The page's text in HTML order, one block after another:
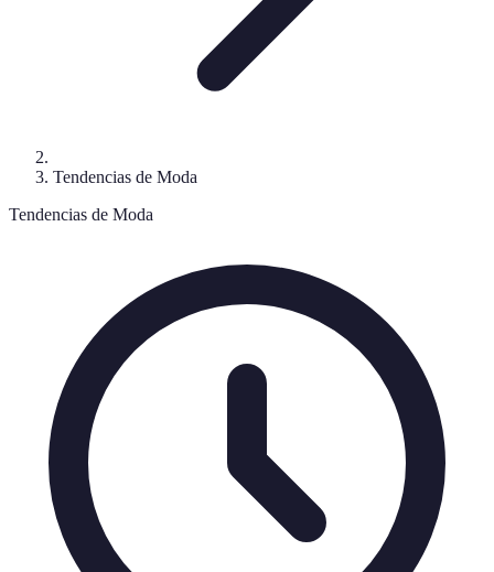
Tendencias de Moda
Tendencias de Moda